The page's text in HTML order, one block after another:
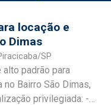
locação e
Dimas
SP
padrão para
no Bairro São Dimas,